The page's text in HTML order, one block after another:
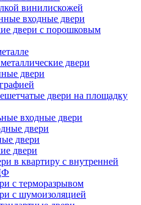
винилискожей
входные двери
двери с порошковым
двери
двери
двери на площадку
входные двери
двери
двери
двери
в квартиру с внутренней
с терморазрывом
с шумоизоляцией